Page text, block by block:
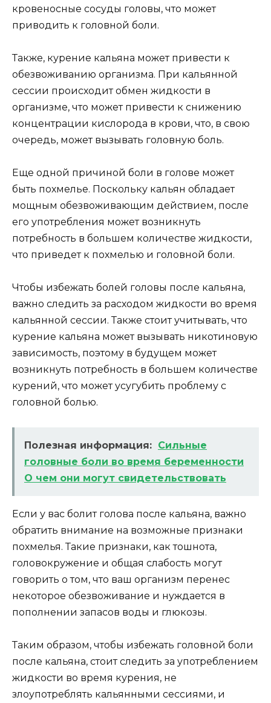
кровеносные сосуды головы, что может
приводить к головной боли.
Также, курение кальяна может привести к
обезвоживанию организма. При кальянной
сессии происходит обмен жидкости в
организме, что может привести к снижению
концентрации кислорода в крови, что, в свою
очередь, может вызывать головную боль.
Еще одной причиной боли в голове может
быть похмелье. Поскольку кальян обладает
мощным обезвоживающим действием, после
его употребления может возникнуть
потребность в большем количестве жидкости,
что приведет к похмелью и головной боли.
Чтобы избежать болей головы после кальяна,
важно следить за расходом жидкости во время
кальянной сессии. Также стоит учитывать, что
курение кальяна может вызывать никотиновую
зависимость, поэтому в будущем может
возникнуть потребность в большем количестве
курений, что может усугубить проблему с
головной болью.
Полезная информация: Сильные
головные боли во время беременности
О чем они могут свидетельствовать
Если у вас болит голова после кальяна, важно
обратить внимание на возможные признаки
похмелья. Такие признаки, как тошнота,
головокружение и общая слабость могут
говорить о том, что ваш организм перенес
некоторое обезвоживание и нуждается в
пополнении запасов воды и глюкозы.
Таким образом, чтобы избежать головной боли
после кальяна, стоит следить за употреблением
жидкости во время курения, не
злоупотреблять кальянными сессиями, и